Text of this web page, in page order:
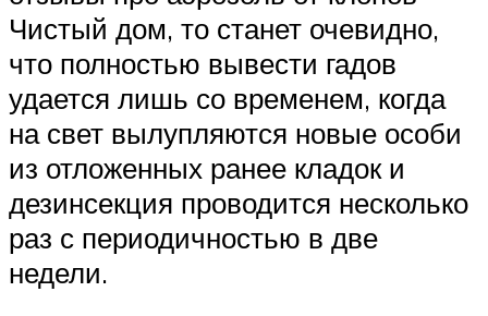
Чистый дом, то станет очевидно,
что полностью вывести гадов
удается лишь со временем, когда
на свет вылупляются новые особи
из отложенных ранее кладок и
дезинсекция проводится несколько
раз с периодичностью в две
недели.